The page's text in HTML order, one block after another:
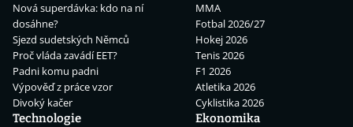
Nová superdávka: kdo na ní
dosáhne?
Sjezd sudetských Němců
Proč vláda zavádí EET?
Padni komu padni
Výpověď z práce vzor
Divoký kačer
MMA
Fotbal 2026/27
Hokej 2026
Tenis 2026
F1 2026
Atletika 2026
Cyklistika 2026
Technologie
Ekonomika